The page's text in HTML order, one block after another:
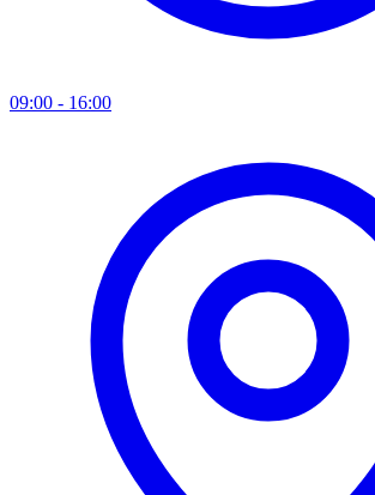
09:00 - 16:00